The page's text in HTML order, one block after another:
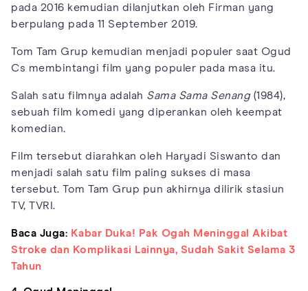
pada 2016 kemudian dilanjutkan oleh Firman yang
berpulang pada 11 September 2019.
Tom Tam Grup kemudian menjadi populer saat Ogud
Cs membintangi film yang populer pada masa itu.
Salah satu filmnya adalah Sama Sama Senang(1984),
sebuah film komedi yang diperankan oleh keempat
komedian.
Film tersebut diarahkan oleh Haryadi Siswanto dan
menjadi salah satu film paling sukses di masa
tersebut. Tom Tam Grup pun akhirnya dilirik stasiun
TV, TVRI.
Baca Juga: Kabar Duka! Pak Ogah Meninggal Akibat
Stroke dan Komplikasi Lainnya, Sudah Sakit Selama 3
Tahun